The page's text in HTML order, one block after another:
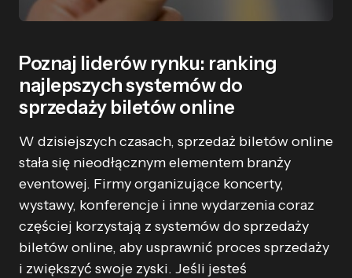
Poznaj liderów rynku: ranking
najlepszych systemów do
sprzedaży biletów online
W dzisiejszych czasach, sprzedaż biletów online
stała się nieodłącznym elementem branży
eventowej. Firmy organizujące koncerty,
wystawy, konferencje i inne wydarzenia coraz
częściej korzystają z systemów do sprzedaży
biletów online, aby usprawnić proces sprzedaży
i zwiększyć swoje zyski. Jeśli jesteś